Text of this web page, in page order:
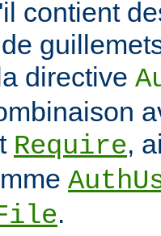
contient
directive
Require,
.